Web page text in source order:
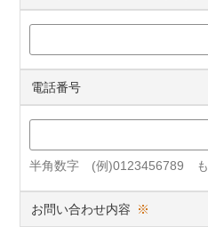
電話番号
半角数字 (例)0123456789 も
お問い合わせ内容 ※